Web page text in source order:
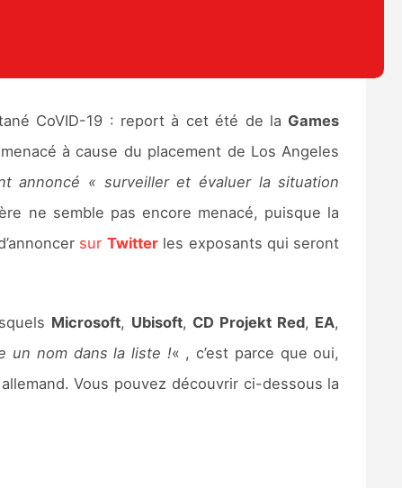
CoVID-19 : report à cet été de la Games
menacé à cause du placement de Los Angeles
annoncé « surveiller et évaluer la situation
ne semble pas encore menacé, puisque la
sur Twitterles exposants qui seront
Microsoft, Ubisoft, CD Projekt Red, EA,
un nom dans la liste !« , c’est parce que oui,
Vous pouvez découvrir ci-dessous la